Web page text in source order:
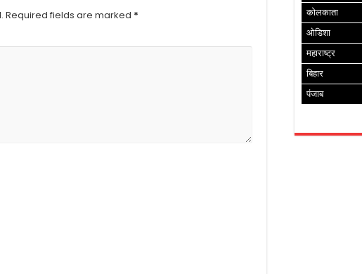
Required fields are marked *
कोलकाता
ओडिशा
महाराष्ट्र
बिहार
पंजाब